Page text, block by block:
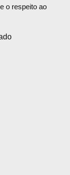
o respeito ao